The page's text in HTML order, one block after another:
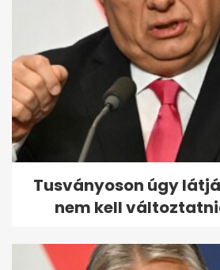
Barátság a
vált a jó viszony
döntéssé
Tusványoson úgy
nem kell